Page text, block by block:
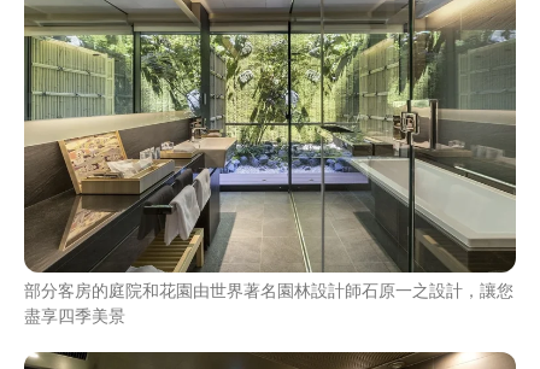
部分客房的庭院和花園由世界著名園林設計師石原一之設計，讓您
盡享四季美景